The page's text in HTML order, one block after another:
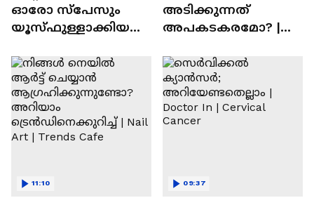
ഓരോ സ്‌പേസും
യൂസ്ഫുള്ളാക്കിയ
അടിക്കുന്നത്
അപകടകരമോ? |
11:10 09:37